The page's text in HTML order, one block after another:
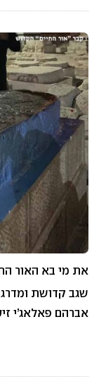
את מי בא האור
שגב קדושת
אברהם פאלאג’י